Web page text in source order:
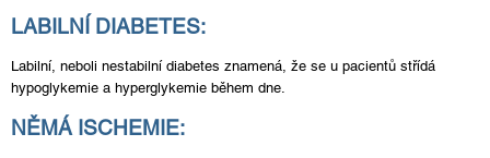
LABILNÍ DIABETES:
Labilní, neboli nestabilní diabetes znamená, že se u pacientů střídá
hypoglykemie a hyperglykemie během dne.
NĚMÁ ISCHEMIE: